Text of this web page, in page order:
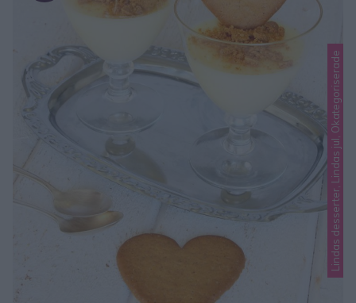
Lindas desserter, Lindas jul, Okategoriserade